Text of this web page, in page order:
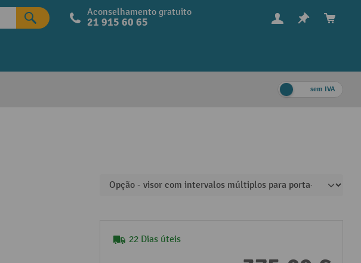
Aconselhamento gratuito
21 915 60 65
sem IVA
22 Dias úteis